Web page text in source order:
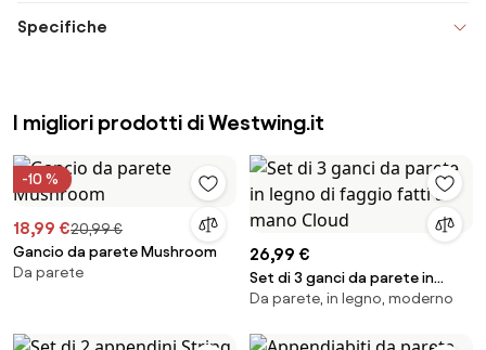
Specifiche
I migliori prodotti di Westwing.it
-10 %
18,99 €20,99 €
Gancio da parete Mushroom
Da parete
26,99 €
Set di 3 ganci da parete in
legno di faggio fatti a mano
Da parete, in legno, moderno